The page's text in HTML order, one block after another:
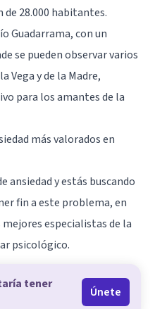
28.000 habitantes.
Guadarrama, con un
se pueden observar varios
Vega y de la Madre,
para los amantes de la
más valorados en
ansiedady estás buscando
fin a este problema, en
especialistas de la
psicológico.
tener
Únete